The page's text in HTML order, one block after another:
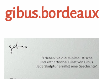
gibus.bordeaux
gibus.bordeaux